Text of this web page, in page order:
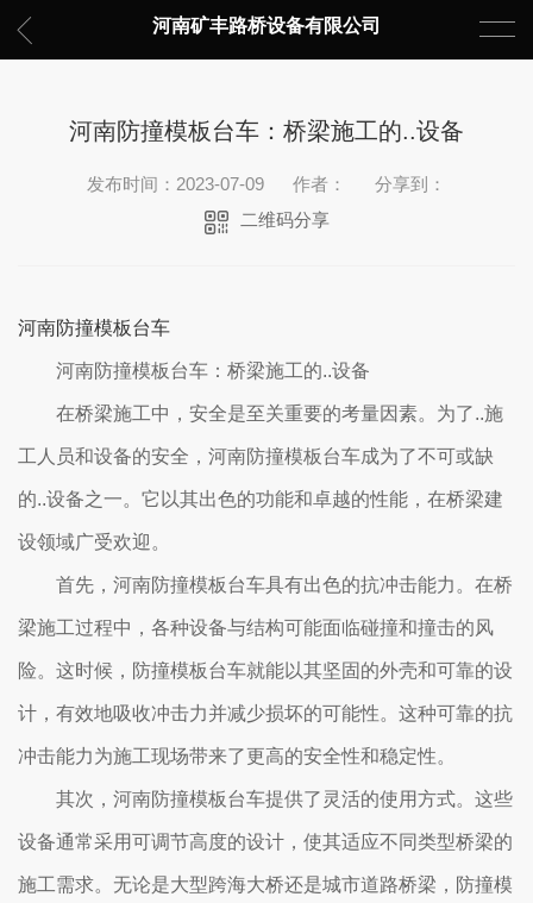
河南矿丰路桥设备有限公司
河南防撞模板台车：桥梁施工的..设备
发布时间：2023-07-09 作者：
分享到：
二维码分享
河南防撞模板台车
河南防撞模板台车：桥梁施工的..设备
在桥梁施工中，安全是至关重要的考量因素。为了..施
工人员和设备的安全，河南防撞模板台车成为了不可或缺
的..设备之一。它以其出色的功能和卓越的性能，在桥梁建
设领域广受欢迎。
首先，河南防撞模板台车具有出色的抗冲击能力。在桥
梁施工过程中，各种设备与结构可能面临碰撞和撞击的风
险。这时候，防撞模板台车就能以其坚固的外壳和可靠的设
计，有效地吸收冲击力并减少损坏的可能性。这种可靠的抗
冲击能力为施工现场带来了更高的安全性和稳定性。
其次，河南防撞模板台车提供了灵活的使用方式。这些
设备通常采用可调节高度的设计，使其适应不同类型桥梁的
施工需求。无论是大型跨海大桥还是城市道路桥梁，防撞模